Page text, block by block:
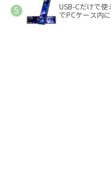
USB-Cだけで
でPCケース内